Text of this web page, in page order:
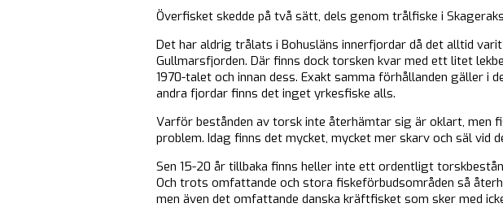
Överfisket skedde på två sätt, dels genom trålfiske i
Det har aldrig trålats i Bohusläns innerfjordar då det alltid
Gullmarsfjorden. Där finns dock torsken kvar med ett litet
1970-talet och innan dess. Exakt samma förhållanden gäller i
andra fjordar finns det inget yrkesfiske alls.
Varför bestånden av torsk inte återhämtar sig är oklart, men
problem. Idag finns det mycket, mycket mer skarv och säl vid
Sen 15-20 år tillbaka finns heller inte ett ordentligt
Och trots omfattande och stora fiskeförbudsområden så
men även det omfattande danska kräftfisket som sker med